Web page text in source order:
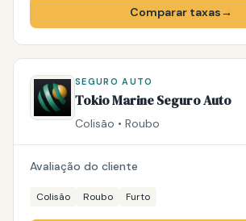
Comparar taxas→
SEGURO AUTO
Tokio Marine Seguro Auto
Colisão • Roubo
Avaliação do cliente
Colisão Roubo Furto